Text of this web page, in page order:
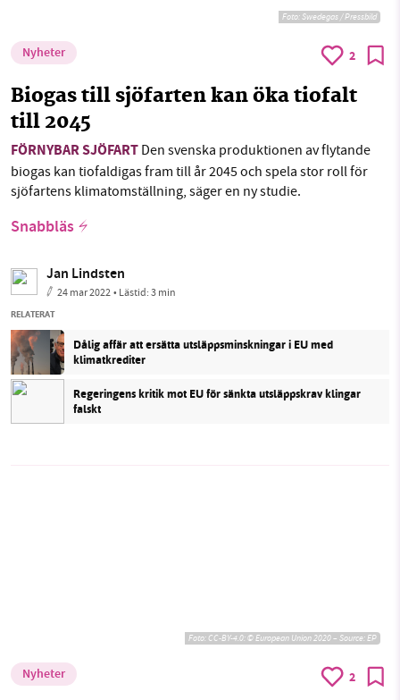
Foto:Swedegas / Pressbild
Nyheter 2
Biogas till sjöfarten kan öka tiofalt
till 2045
FÖRNYBAR SJÖFART Den svenska produktionen av flytande
biogas kan tiofaldigas fram till år 2045 och spela stor roll för
sjöfartens klimatomställning, säger en ny studie.
Snabbläs
Jan Lindsten
24 mar 2022• Lästid:3 min
RELATERAT
Dålig affär att ersätta utsläppsminskningar i EU med
klimatkrediter
Regeringens kritik mot EU för sänkta utsläppskrav klingar
falskt
Foto: CC-BY-4.0: © European Union 2020 – Source: EP
Nyheter 2